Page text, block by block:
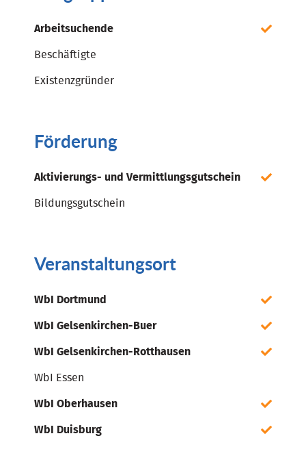
Arbeitsuchende
Beschäftigte
Existenzgründer
Förderung
Aktivierungs- und Vermittlungsgutschein
Bildungsgutschein
Veranstaltungsort
WbI Dortmund
WbI Gelsenkirchen-Buer
WbI Gelsenkirchen-Rotthausen
WbI Essen
WbI Oberhausen
WbI Duisburg